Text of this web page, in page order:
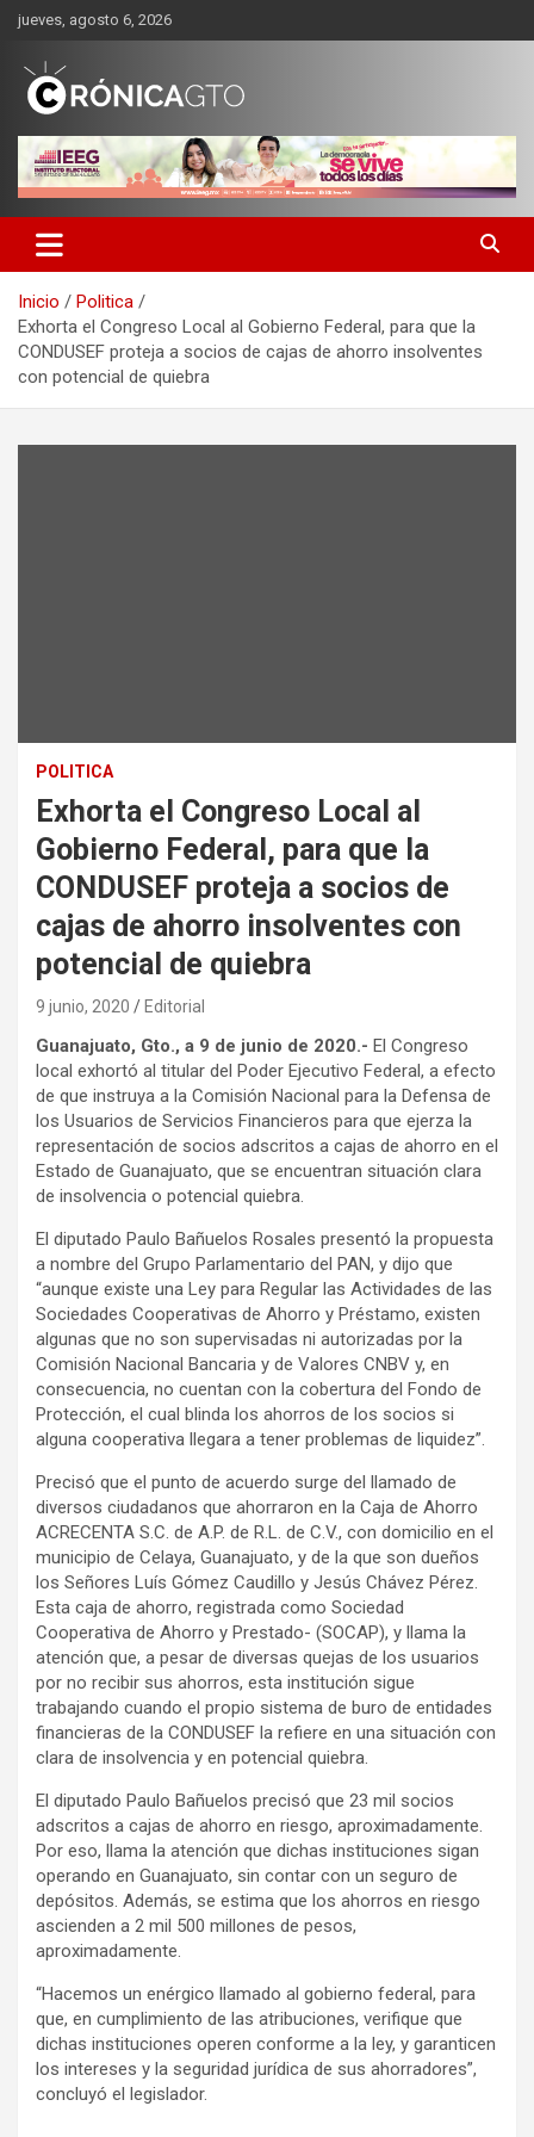
Saltar
contenido
jueves, agosto 6, 2026
CRONICA GUANAJUATO
Inicio
Politica
Exhorta el Congreso Local al Gobierno Federal, para que la
CONDUSEF proteja a socios de cajas de ahorro insolventes
con potencial de quiebra
POLITICA
Exhorta el Congreso Local al
Gobierno Federal, para que la
CONDUSEF proteja a socios de
cajas de ahorro insolventes con
potencial de quiebra
9 junio, 2020 Editorial
Guanajuato, Gto., a 9 de junio de 2020.- El Congreso
local exhortó al titular del Poder Ejecutivo Federal, a efecto
de que instruya a la Comisión Nacional para la Defensa de
los Usuarios de Servicios Financieros para que ejerza la
representación de socios adscritos a cajas de ahorro en el
Estado de Guanajuato, que se encuentran situación clara
de insolvencia o potencial quiebra.
El diputado Paulo Bañuelos Rosales presentó la propuesta
a nombre del Grupo Parlamentario del PAN, y dijo que
“aunque existe una Ley para Regular las Actividades de las
Sociedades Cooperativas de Ahorro y Préstamo, existen
algunas que no son supervisadas ni autorizadas por la
Comisión Nacional Bancaria y de Valores CNBV y, en
consecuencia, no cuentan con la cobertura del Fondo de
Protección, el cual blinda los ahorros de los socios si
alguna cooperativa llegara a tener problemas de liquidez”.
Precisó que el punto de acuerdo surge del llamado de
diversos ciudadanos que ahorraron en la Caja de Ahorro
ACRECENTA S.C. de A.P. de R.L. de C.V., con domicilio en el
municipio de Celaya, Guanajuato, y de la que son dueños
los Señores Luís Gómez Caudillo y Jesús Chávez Pérez.
Esta caja de ahorro, registrada como Sociedad
Cooperativa de Ahorro y Prestado- (SOCAP), y llama la
atención que, a pesar de diversas quejas de los usuarios
por no recibir sus ahorros, esta institución sigue
trabajando cuando el propio sistema de buro de entidades
financieras de la CONDUSEF la refiere en una situación con
clara de insolvencia y en potencial quiebra.
El diputado Paulo Bañuelos precisó que 23 mil socios
adscritos a cajas de ahorro en riesgo, aproximadamente.
Por eso, llama la atención que dichas instituciones sigan
operando en Guanajuato, sin contar con un seguro de
depósitos. Además, se estima que los ahorros en riesgo
ascienden a 2 mil 500 millones de pesos,
aproximadamente.
“Hacemos un enérgico llamado al gobierno federal, para
que, en cumplimiento de las atribuciones, verifique que
dichas instituciones operen conforme a la ley, y garanticen
los intereses y la seguridad jurídica de sus ahorradores”,
concluyó el legislador.